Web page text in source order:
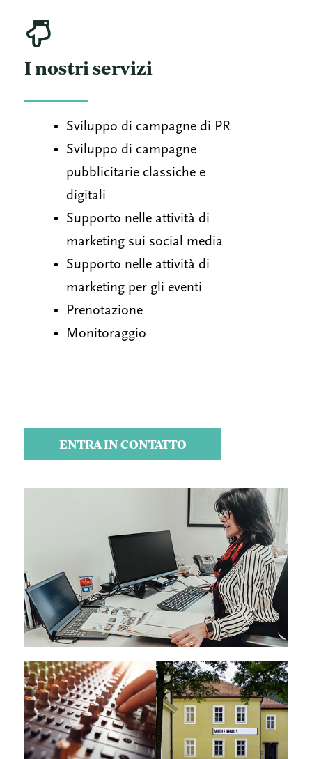
I nostri servizi
Sviluppo di campagne di PR
Sviluppo di campagne
pubblicitarie classiche e
digitali
Supporto nelle attività di
marketing sui social media
Supporto nelle attività di
marketing per gli eventi
Prenotazione
Monitoraggio
ENTRA IN CONTATTO